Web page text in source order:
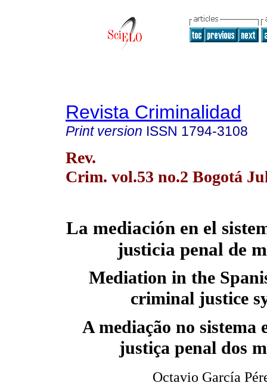
Revista Criminalidad
Print version ISSN 1794-3108
Rev.
Crim. vol.53 no.2 Bogotá
La mediación en el
justicia penal de
Mediation in the
criminal justice
A mediação no sistema
justiça penal dos
Octavio García